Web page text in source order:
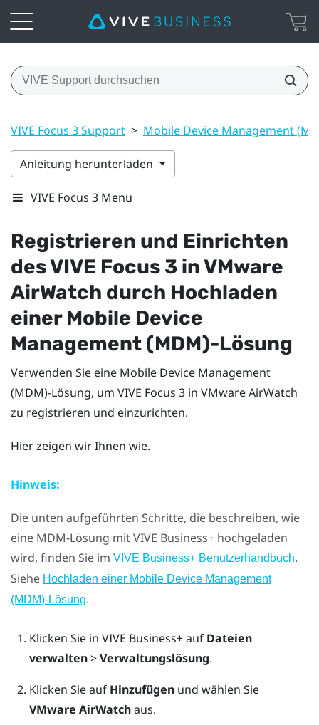
VIVE Focus 3 Support > Mobile Device Management
Anleitung herunterladen
VIVE Focus 3 Menu
Registrieren und Einrichten
desVIVE Focus 3 inVMware
AirWatch durch Hochladen
einer Mobile Device
Management (MDM)-Lösung
Verwenden Sie eine Mobile Device Management
(MDM)-Lösung, um VIVE Focus 3 in VMware AirWatch
zu registrieren und einzurichten.
Hier zeigen wir Ihnen wie.
Hinweis:
Die unten aufgeführten Schritte, die beschreiben, wie
eine MDM-Lösung mitVIVE Business+ hochgeladen
wird, finden Sie im VIVE Business+ Benutzerhandbuch.
Siehe Hochladen einer Mobile Device Management
(MDM)-Lösung.
Klicken Sie in VIVE Business+auf Dateien
verwalten>Verwaltungslösung.
Klicken Sie auf Hinzufügenund wählen Sie
VMware AirWatchaus.